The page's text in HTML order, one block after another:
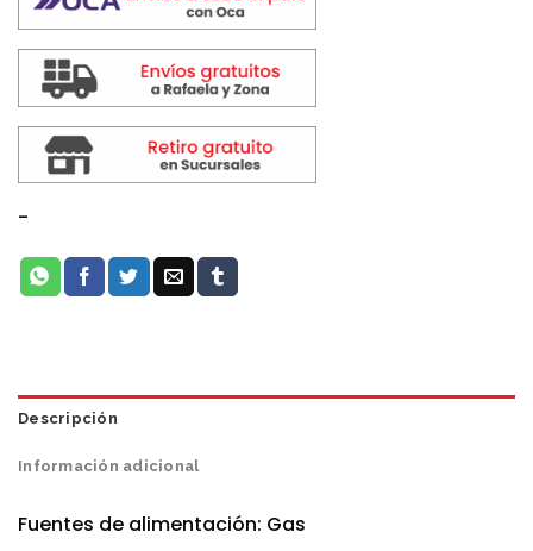
-
Descripción
Información adicional
Fuentes de alimentación: Gas